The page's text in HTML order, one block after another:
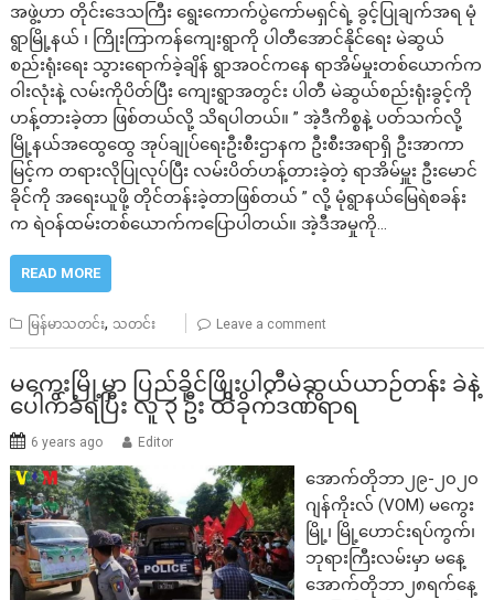
အဖွဲ့ဟာ တိုင်းဒေသကြီး ရွေးကောက်ပွဲကော်မရှင်ရဲ့ ခွင့်ပြုချက်အရ မုံ
ရွာမြို့နယ် ၊ ကြိုးကြာကန်ကျေးရွာကို ပါတီအောင်နိုင်ရေး မဲဆွယ်
စည်းရုံးရေး သွားရောက်ခဲ့ချိန် ရွာအဝင်ကနေ ရာအိမ်မှုးတစ်ယောက်က
ဝါးလုံးနဲ့ လမ်းကိုပိတ်ပြီး ကျေးရွာအတွင်း ပါတီ မဲဆွယ်စည်းရုံးခွင့်ကို
ဟန့်တားခဲ့တာ ဖြစ်တယ်လို့ သိရပါတယ်။ ” အဲ့ဒီကိစ္စနဲ့ ပတ်သက်လို့
မြို့နယ်အထွေထွေ အုပ်ချုပ်ရေးဦးစီးဌာနက ဦးစီးအရာရှိ ဦးအာကာ
မြင့်က တရားလိုပြုလုပ်ပြီး လမ်းပိတ်ဟန့်တားခဲ့တဲ့ ရာအိမ်မှူး ဦးမောင်
ခိုင်ကို အရေးယူဖို့ တိုင်တန်းခဲ့တာဖြစ်တယ် ” လို့ မုံရွာနယ်မြေရဲစခန်း
က ရဲဝန်ထမ်းတစ်ယောက်ကပြောပါတယ်။ အဲ့ဒီအမှုကို…
READ MORE
မြန်မာသတင်း, သတင်း Leave a comment
မကွေးမြို့မှာ ပြည်ခိုင်ဖြိုးပါတီမဲဆွယ်ယာဉ်တန်း ခဲနဲ့
ပေါက်ခံရပြီး လူ ၃ ဦး ထိခိုက်ဒဏ်ရာရ
6 years ago Editor
အောက်တိုဘာ၂၉-၂၀၂၀
ဂျန်ကိုးလ် (VOM) မကွေး
မြို့၊ မြို့ဟောင်းရပ်ကွက်၊
ဘုရားကြီးလမ်းမှာ မနေ့
အောက်တိုဘာ၂၈ရက်နေ့